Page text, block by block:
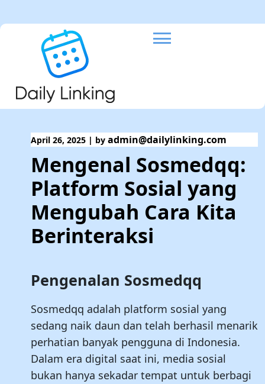
Skip
April 26, 2025 | by admin@dailylinking.com
Mengenal Sosmedqq:
Platform Sosial yang
Mengubah Cara Kita
Berinteraksi
Pengenalan Sosmedqq
Sosmedqq adalah platform sosial yang
sedang naik daun dan telah berhasil menarik
perhatian banyak pengguna di Indonesia.
Dalam era digital saat ini, media sosial
bukan hanya sekadar tempat untuk berbagi